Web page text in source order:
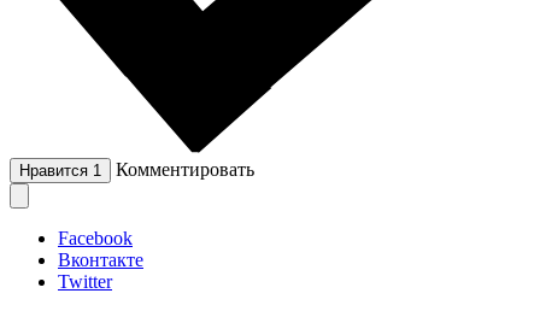
Нравится 1 Комментировать
Facebook
Вконтакте
Twitter